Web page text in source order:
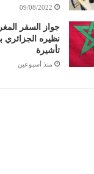
09/08/2022
جواز السفر
تأشيرة
منذ أسبوعين